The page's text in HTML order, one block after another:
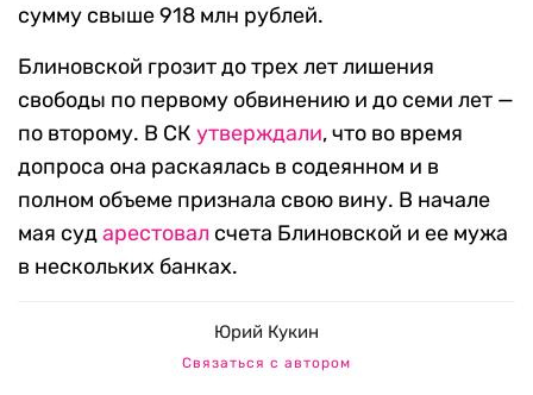
сумму свыше 918 млн рублей.
Блиновской грозит до трех лет лишения
свободы по первому обвинению и до семи лет —
по второму. В СК утверждали, что во время
допроса она раскаялась в содеянном и в
полном объеме признала свою вину. В начале
мая сударестовал счета Блиновской и ее мужа
в нескольких банках.
Юрий Кукин
Связаться с автором